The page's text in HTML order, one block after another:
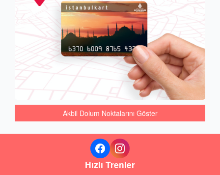
Akbil Dolum Noktalarını Göster
Hızlı Trenler